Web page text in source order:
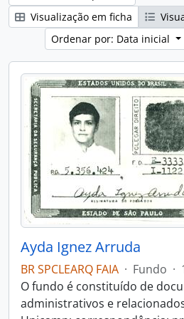
Visualização em ficha
Ordenar por: Data inicial
Ayda Ignez Arruda
BR SPCLEARQ FAIA · Fundo ·
O fundo é constituído de
administrativos e